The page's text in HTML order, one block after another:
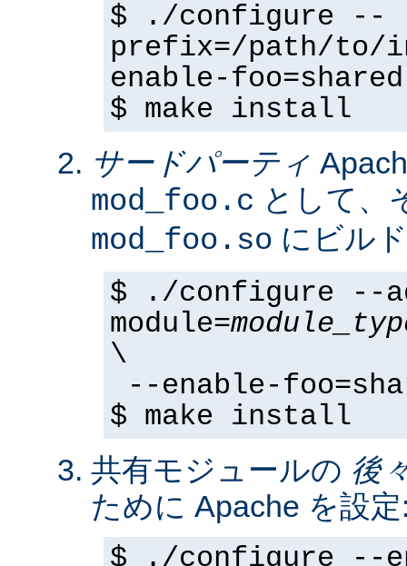
$ ./configure --
prefix=/path/
enable-foo=shared
$ make install
サードパーティ
mod_foo.c として、
mod_foo.so にビル
$ ./configure --
module=
\
--enable-
$ make install
共有モジュールの 後
ために Apache を設
$ ./configure --